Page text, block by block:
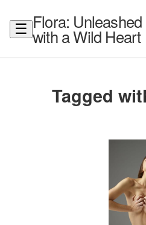
☰ Flora:
with a Wild Heart
Tagged